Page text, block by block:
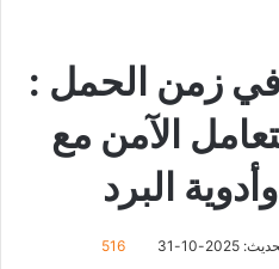
زمن الحمل :
الآمن مع
البرد
10-31
516